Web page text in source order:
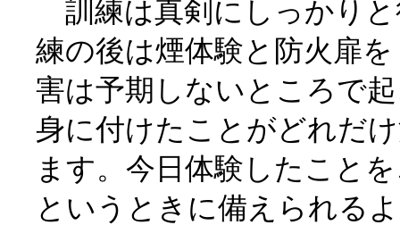
訓練は真剣にしっかり
練の後は煙体験と防火扉
害は予期しないところで
身に付けたことがどれだ
ます。今日体験したこと
というときに備えられる